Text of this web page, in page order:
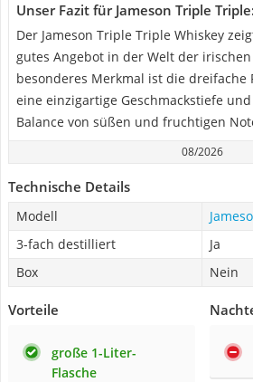
Unser Fazit für Jameson Triple Triple:
Der Jameson Triple Triple Whiskey
gutes Angebot in der Welt der irischen
besonderes Merkmal ist die dreifache
eine einzigartige Geschmackstiefe
Balance von süßen und fruchtigen
08/2026
Technische Details
Modell
3-fach destilliert
Ja
Box
Nein
Vorteile
große 1-Liter-
Flasche